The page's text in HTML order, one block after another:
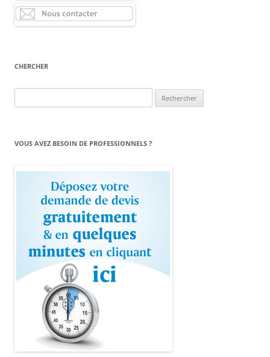
CHERCHER
VOUS AVEZ BESOIN DE PROFESSIONNELS ?